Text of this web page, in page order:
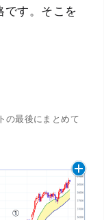
す。そこを
の最後にまとめて